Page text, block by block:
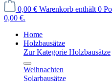
0,00 € Warenkorb enthält 0
0,00 €.
Home
Holzbausätze
Zur Kategorie Holzbausätze
Weihnachten
Solarbausätze